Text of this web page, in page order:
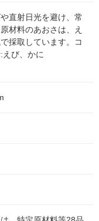
直射日光を避け、常
材料のあおさは、え
採取しています。コ
えび、かに